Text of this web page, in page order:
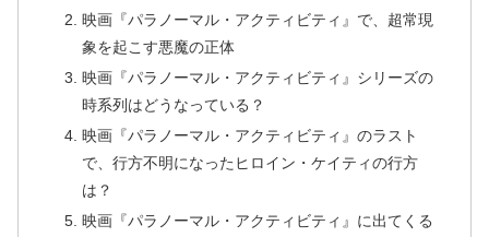
映画『パラノーマル・アクティビティ』で、超常現
象を起こす悪魔の正体
映画『パラノーマル・アクティビティ』シリーズの
時系列はどうなっている？
映画『パラノーマル・アクティビティ』のラスト
で、行方不明になったヒロイン・ケイティの行方
は？
映画『パラノーマル・アクティビティ』に出てくる